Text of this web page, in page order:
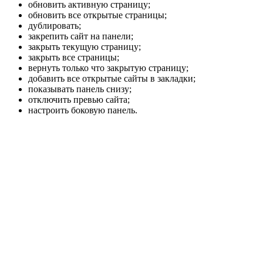
обновить активную страницу;
обновить все открытые страницы;
дублировать;
закрепить сайт на панели;
закрыть текущую страницу;
закрыть все страницы;
вернуть только что закрытую страницу;
добавить все открытые сайты в закладки;
показывать панель снизу;
отключить превью сайта;
настроить боковую панель.